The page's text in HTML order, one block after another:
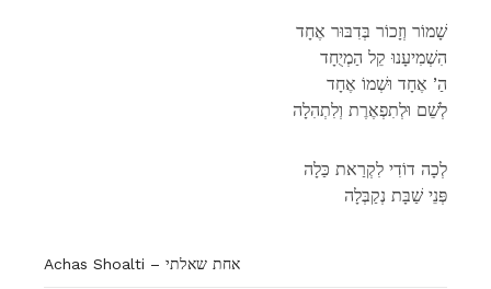
שָׁמוֹר וְזָכוֹר בְּדִבּוּר אֶחָד
הִשְׁמִיעָנוּ קֵל הַמְיֻחָד
הַ’ אֶחָד וּשְׁמוֹ אֶחָד
לְשֵׁם וּלְתִפְאֶרֶת וְלִתְהִלָה
לְכָה דוֹדִי לִקְרַאת כַּלָה
פְּנֵי שַׁבָּת נְקַבְּלָה
Achas Shoalti – אחת שאלתי